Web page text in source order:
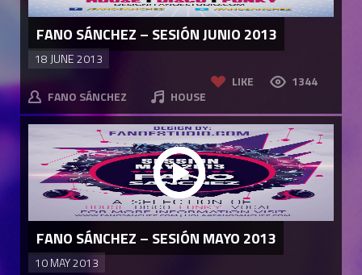
LIKE 1344
FANO SÁNCHEZ – SESIÓN JUNIO 2013
18 JUNE 2013
FANO SÁNCHEZ HOUSE
FANO SÁNCHEZ – SESIÓN MAYO 2013
10 MAY 2013